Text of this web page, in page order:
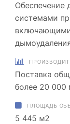
Обеспечение
системами
включающими
Поставка
более 20 000
ПЛОЩАДЬ
5 445 м2